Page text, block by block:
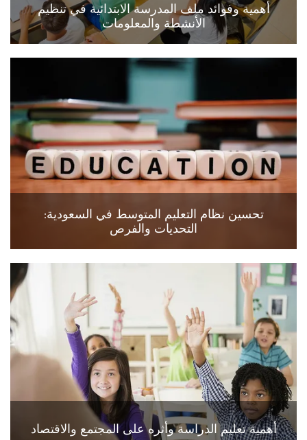
أهمية وفوائد ملف المدرسة الابتدائية في تنظيم
الأنشطة والمعلومات
تحسين نظام التعليم المتوسط في السعودية:
التحديات والفرص
أهمية تعليم الدراسة وأثره على المجتمع والاقتصاد